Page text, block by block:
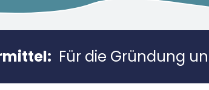
Für die Gründung